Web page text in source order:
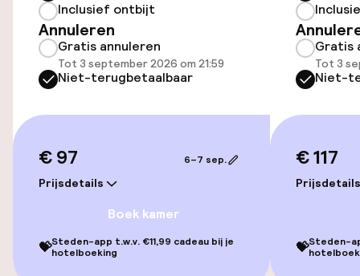
Overal rolstoeltoegankelijk
Lift
Voor toegankelijkheid
Kamers
Voor toegankelijkheid
geoptimaliseerde kamers beschikbaar
Zwemmen & wellness
Inclusief ontbijt
Annuleren
Gratis annuleren
Tot 3 september 2026 om 21:59
Niet-terugbetaalbaar
€ 97
Prijsdetails
6–7 sep.
Boek kamer
💝Steden-app t.w.v. €11,99 cadeau bij je
hotelboeking
Gratis
Tot 3
Niet-
€ 117
Prijsdetails
💝Steden-